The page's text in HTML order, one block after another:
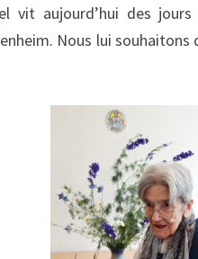
5
JUIN
vit aujourd’hui des
Nous lui